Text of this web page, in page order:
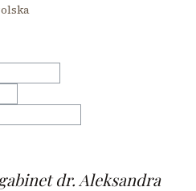
dr. Aleksandra